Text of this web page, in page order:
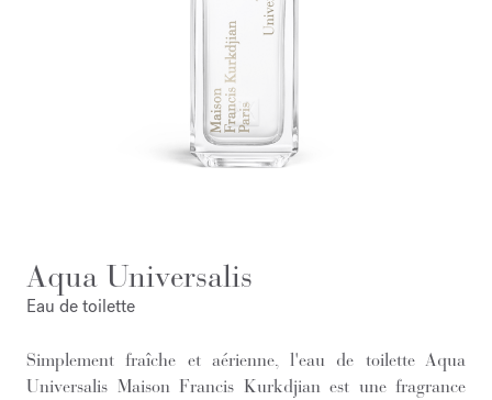
Aqua Universalis
Eau de toilette
Simplement fraîche et aérienne, l'eau de toilette Aqua
Universalis Maison Francis Kurkdjian est une fragrance